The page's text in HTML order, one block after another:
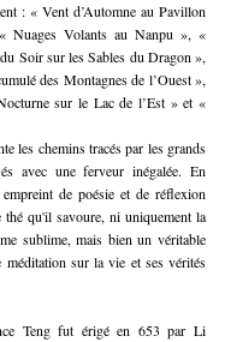
: « Vent d’Automne au Pavillon
Nuages Volants au Nanpu », «
Soir sur les Sables du Dragon »,
des Montagnes de l’Ouest »,
sur le Lac de l’Est » et «
les chemins tracés par les grands
avec une ferveur inégalée. En
de poésie et de réflexion
qu'il savoure, ni uniquement la
sublime, mais bien un véritable
méditation sur la vie et ses vérités
Teng fut érigé en 653 par Li